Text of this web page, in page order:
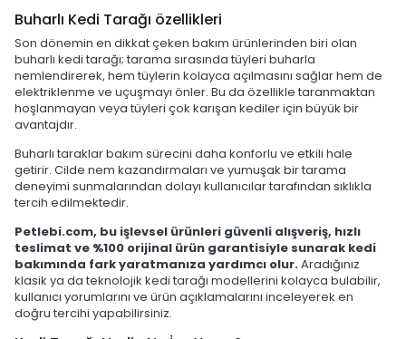
Buharlı Kedi Tarağı özellikleri
Son dönemin en dikkat çeken bakım ürünlerinden biri olan
buharlı kedi tarağı; tarama sırasında tüyleri buharla
nemlendirerek, hem tüylerin kolayca açılmasını sağlar hem de
elektriklenme ve uçuşmayı önler. Bu da özellikle taranmaktan
hoşlanmayan veya tüyleri çok karışan kediler için büyük bir
avantajdır.
Buharlı taraklar bakım sürecini daha konforlu ve etkili hale
getirir. Cilde nem kazandırmaları ve yumuşak bir tarama
deneyimi sunmalarından dolayı kullanıcılar tarafından sıklıkla
tercih edilmektedir.
Petlebi.com, bu işlevsel ürünleri güvenli alışveriş, hızlı
teslimat ve %100 orijinal ürün garantisiyle sunarak kedi
bakımında fark yaratmanıza yardımcı olur.Aradığınız
klasik ya da teknolojik kedi tarağı modellerini kolayca bulabilir,
kullanıcı yorumlarını ve ürün açıklamalarını inceleyerek en
doğru tercihi yapabilirsiniz.